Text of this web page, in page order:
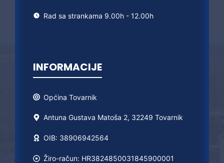
Rad sa strankama 9.00h - 12.00h
INFORMACIJE
Općina Tovarnik
Antuna Gustava Matoša 2, 32249 Tovarnik
OIB: 38906942564
Žiro-račun: HR3824850031845900001